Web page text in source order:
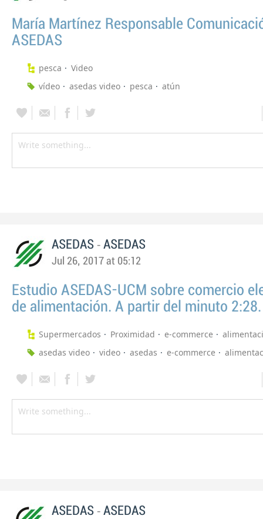
María Martínez Responsable
ASEDAS
pesca
Video
vídeo
asedas video pesca atún
ASEDAS - ASEDAS
Jul 26, 2017 at 05:12
Estudio ASEDAS-UCM sobre comercio
de alimentación. A partir del minuto
Supermercados Proximidad e-commerce
asedas video
video asedas e-commerce
ASEDAS - ASEDAS